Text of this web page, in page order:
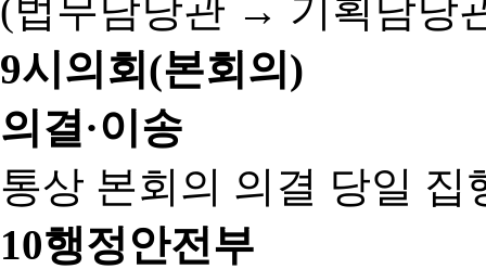
(법무담당관 → 기획담당
9시의회(본회의)
의결·이송
통상 본회의 의결 당일 집
10행정안전부